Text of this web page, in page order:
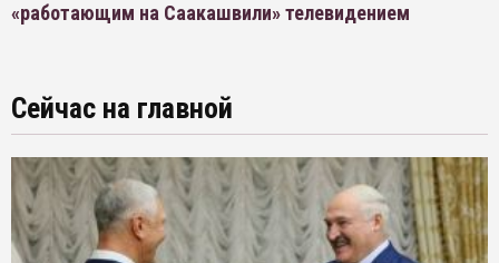
«работающим на Саакашвили» телевидением
Сейчас на главной